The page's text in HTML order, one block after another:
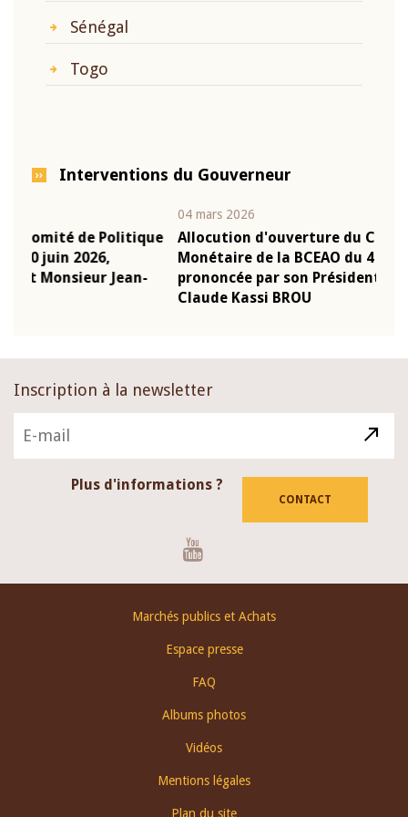
Sénégal
Togo
Interventions du Gouverneur
Allocution d'ouverture du Comité de Politique
Monétaire de la BCEAO du 4 mars 2026,
prononcée par son Président Monsieur Jean-
Inscription à la newsletter
Plus d'informations ?
CONTACT
Marchés publics et Achats
Espace presse
FAQ
Albums photos
Vidéos
Mentions légales
Plan du site